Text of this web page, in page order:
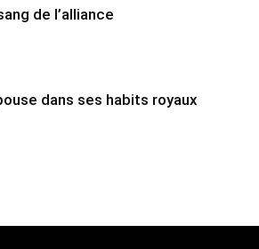
de l’alliance
dans ses habits royaux